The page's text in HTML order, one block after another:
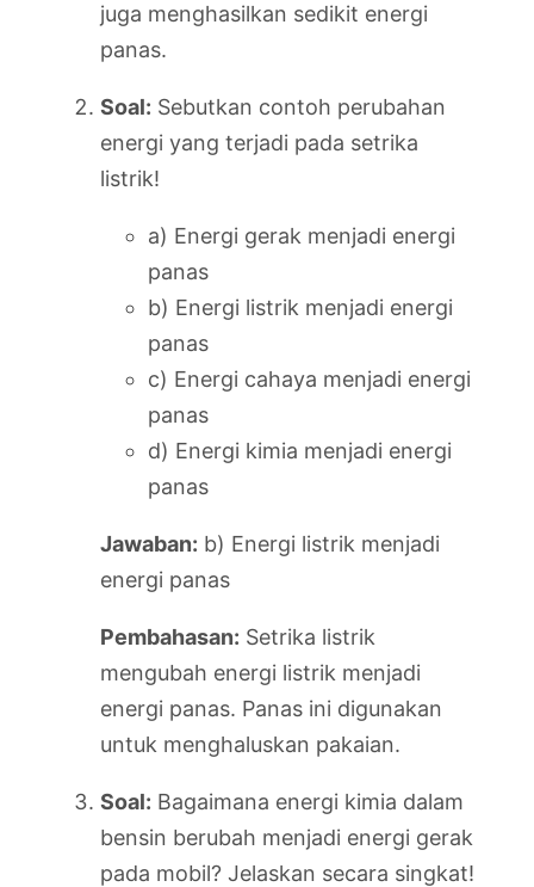
juga menghasilkan sedikit energi
panas.
Soal: Sebutkan contoh perubahan
energi yang terjadi pada setrika
listrik!
a) Energi gerak menjadi energi
panas
b) Energi listrik menjadi energi
panas
c) Energi cahaya menjadi energi
panas
d) Energi kimia menjadi energi
panas
Jawaban: b) Energi listrik menjadi
energi panas
Pembahasan: Setrika listrik
mengubah energi listrik menjadi
energi panas. Panas ini digunakan
untuk menghaluskan pakaian.
Soal: Bagaimana energi kimia dalam
bensin berubah menjadi energi gerak
pada mobil? Jelaskan secara singkat!